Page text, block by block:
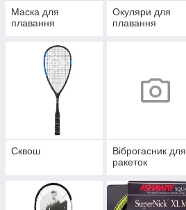
Маска для
плавання
Окуляри для
плавання
Сквош
Віброгасник для
ракеток